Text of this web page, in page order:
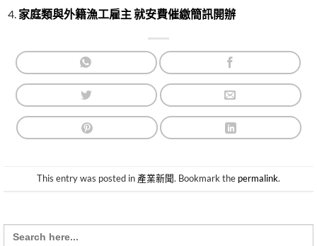
家庭類與外籍漁工雇主 就安費催繳簡訊開辦
This entry was posted in 產業新聞. Bookmark the permalink.
Search
for: